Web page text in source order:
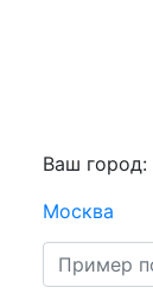
Ваш город:
Москва